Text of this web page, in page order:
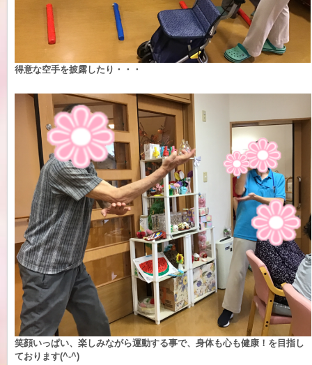
得意な空手を披露したり・・・
笑顔いっぱい、楽しみながら運動する事で、身体も心も健康！を目指し
ております(^-^)